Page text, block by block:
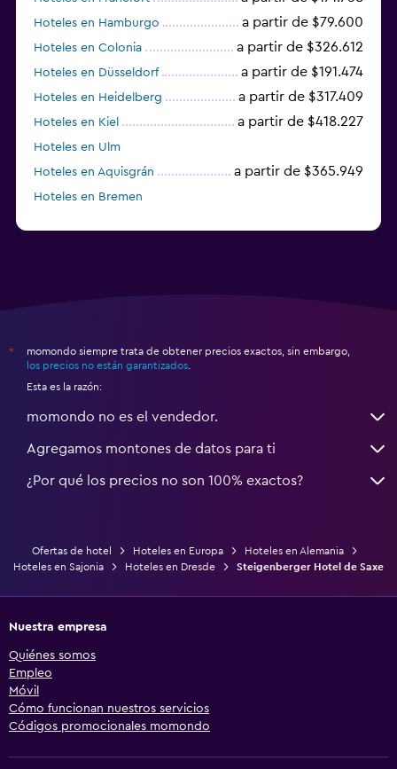
Hoteles en Hamburgo a partir de $79.600
Hoteles en Colonia a partir de $326.612
Hoteles en Düsseldorf a partir de $191.474
Hoteles en Heidelberg a partir de $317.409
Hoteles en Kiel a partir de $418.227
Hoteles en Ulm
Hoteles en Aquisgrán
a partir de $365.949
Hoteles en Bremen
*
momondo siempre trata de obtener precios exactos, sin embargo,
los precios no están garantizados
Esta es la razón:
momondo no es el vendedor.
Agregamos montones de datos para ti
¿Por qué los precios no son 100% exactos?
Ofertas de hotel Hoteles en Europa
Hoteles en Alemania
Hoteles en Sajonia
Hoteles en Dresde Steigenberger Hotel de Saxe
Nuestra empresa
Quiénes somos
Empleo
Móvil
Cómo funcionan nuestros servicios
Códigos promocionales momondo